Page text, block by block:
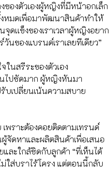
องตัวเองผู้หญิงที่มีหน้าอกเล็ก
หมดเพื่อมาพัฒนาสินค้าทำให้
เเข็งของเราเวลาผู้หญิงอยาก
นของแบรนด์เราเลยทีเดียว”
ในสรีระของตัวเอง
ไปชัดมาก ผู้หญิงหันมา
บเปลี่ยนเน้นความสบาย
พราะต้องคอยติดตามเทรนด์
จัดหาและผลิตสินค้าเพื่อเสนอ
ละใกล้ชิดกับลูกค้า “ที่เห็นได้
ใส่บราไร้โครง แต่ตอนนี้กลับ